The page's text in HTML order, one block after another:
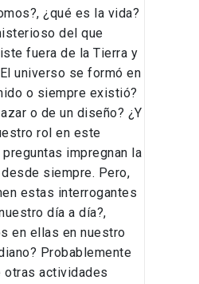
¿qué es la vida?
del que
fuera de la Tierra y
universo se formó en
o siempre existió?
o de un diseño? ¿Y
rol en este
impregnan la
siempre. Pero,
estas interrogantes
día a día?,
en ellas en nuestro
Probablemente
otras actividades